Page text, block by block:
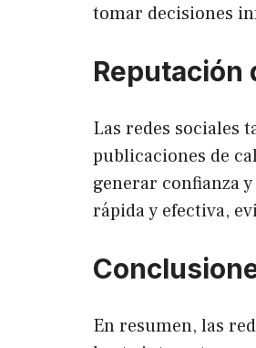
tomar decisiones
Reputación
Las redes sociales
publicaciones de
generar confianza
rápida y efectiva,
En resumen, las